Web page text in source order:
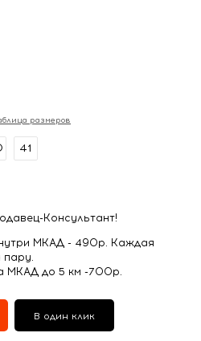
размеров
41
Консультант!
МКАД - 490р. Каждая
МКАД до 5 км -700р.
В один клик